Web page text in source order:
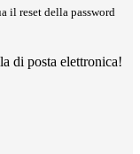
il reset della password
di posta elettronica!